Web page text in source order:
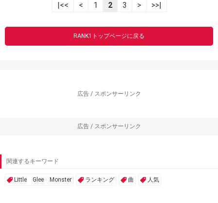
|<< < 1 2 3 > >>|
RANK1トップページに戻る
広告 / スポンサーリンク
広告 / スポンサーリンク
関連するキーワード
Little Glee Monster ランキング 曲 人気